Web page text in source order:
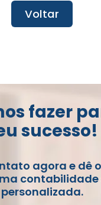
Voltar
fazer
sucesso!
agora e dê
contabilidade
personalizada.